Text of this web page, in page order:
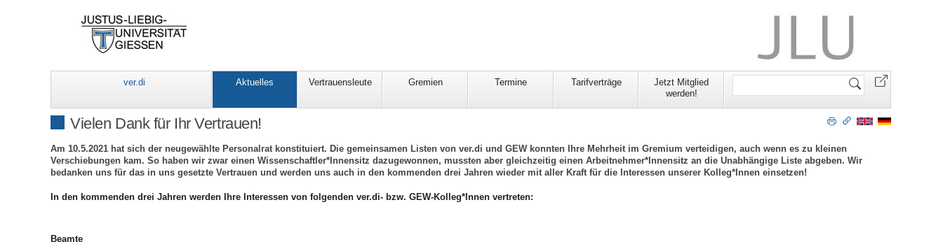
ver.di Aktuelles Vertrauensleute Gremien Termine Tarifverträge
Jetzt Mitglied
werden!
Website
Vielen Dank für Ihr Vertrauen!
Am 10.5.2021 hat sich der neugewählte Personalrat konstituiert. Die gemeinsamen Listen von ver.di und GEW konnten Ihre Mehrheit im Gremium verteidigen, auch wenn es zu kleinen
Verschiebungen kam. So haben wir zwar einen Wissenschaftler*Innensitz dazugewonnen, mussten aber gleichzeitig einen Arbeitnehmer*Innensitz an die Unabhängige Liste abgeben. Wir
bedanken uns für das in uns gesetzte Vertrauen und werden uns auch in den kommenden drei Jahren wieder mit aller Kraft für die Interessen unserer Kolleg*Innen einsetzen!
In den kommenden drei Jahren werden Ihre Interessen von folgenden ver.di- bzw. GEW-Kolleg*Innen vertreten:
Beamte